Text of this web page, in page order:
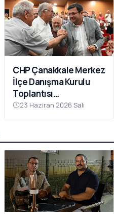
CHP Çanakkale Merkez
İlçe Danışma Kurulu
Toplantısı
Gerçekleştirildi
23 Haziran 2026 Salı